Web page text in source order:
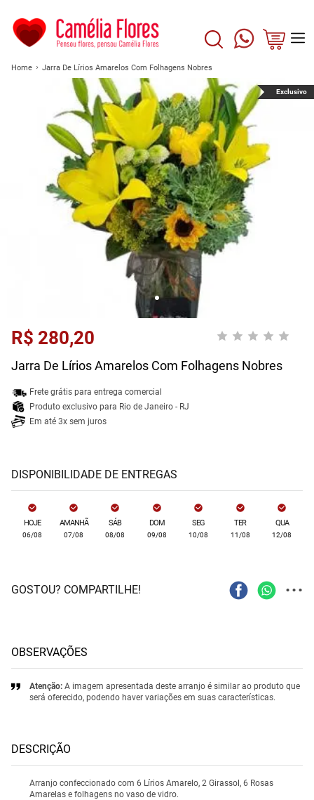
Home Jarra De Lírios Amarelos Com Folhagens Nobres
Exclusivo
R$ 280,20
Jarra De Lírios Amarelos Com Folhagens Nobres
Frete grátis para entrega comercial
Produto exclusivo para Rio de Janeiro - RJ
Em até 3x sem juros
DISPONIBILIDADE DE ENTREGAS
HOJE
06/08
AMANHÃ
07/08
SÁB
08/08
DOM
09/08
SEG
10/08
TER
11/08
QUA
12/08
GOSTOU? COMPARTILHE! ...
OBSERVAÇÕES
Atenção: A imagem apresentada deste arranjo é similar ao produto que
será oferecido, podendo haver variações em suas características.
DESCRIÇÃO
Arranjo confeccionado com 6 Lírios Amarelo, 2 Girassol, 6 Rosas
Amarelas e folhagens no vaso de vidro.